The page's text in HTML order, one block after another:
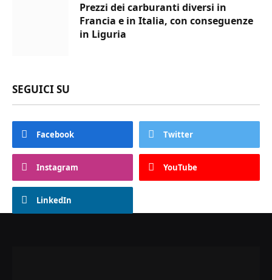
Prezzi dei carburanti diversi in
Francia e in Italia, con conseguenze
in Liguria
SEGUICI SU
Facebook Twitter
Instagram YouTube
LinkedIn